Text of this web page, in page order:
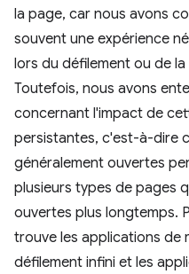
la page, car nous avons
souvent une expérience
lors du défilement ou de
Toutefois, nous avons
concernant l'impact de
persistantes, c'est-à-dire
généralement ouvertes
plusieurs types de pages
ouvertes plus longtemps.
trouve les applications de
défilement infini et les